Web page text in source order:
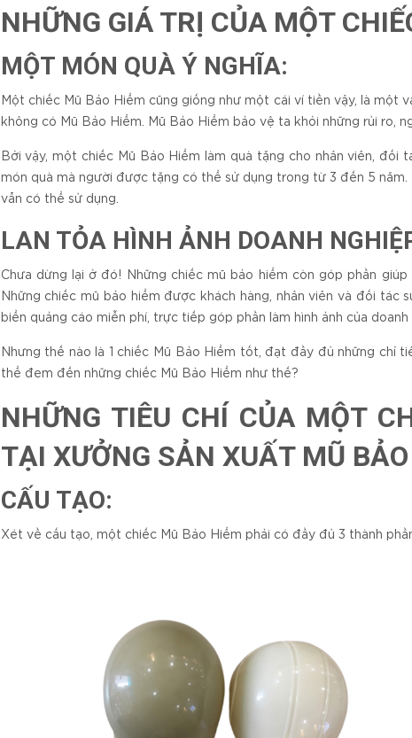
NHỮNG GIÁ TRỊ CỦA MỘT
MỘT MÓN QUÀ Ý NGHĨA:
Một chiếc Mũ Bảo Hiểm cũng giống như một cái ví tiền vậy, là một
không có Mũ Bảo Hiểm. Mũ Bảo Hiểm bảo vệ ta khỏi những rủi ro,
Bởi vậy, một chiếc Mũ Bảo Hiểm làm quà tặng cho nhân viên, đối
món quà mà người được tặng có thể sử dụng trong từ 3 đến 5
vẫn có thể sử dụng.
LAN TỎA HÌNH ẢNH DOANH
Chưa dừng lại ở đó! Những chiếc mũ bảo hiểm còn góp phần
Những chiếc mũ bảo hiểm được khách hàng, nhân viên và đối tác
biển quảng cáo miễn phí, trực tiếp góp phần làm hình ảnh của
Nhưng thế nào là 1 chiếc Mũ Bảo Hiểm tốt, đạt đầy đủ những chỉ
thể đem đến những chiếc Mũ Bảo Hiểm như thế?
NHỮNG TIÊU CHÍ CỦA MỘT
TẠI XƯỞNG SẢN XUẤT MŨ
CẤU TẠO:
Xét về cấu tạo, một chiếc Mũ Bảo Hiểm phải có đầy đủ 3 thành